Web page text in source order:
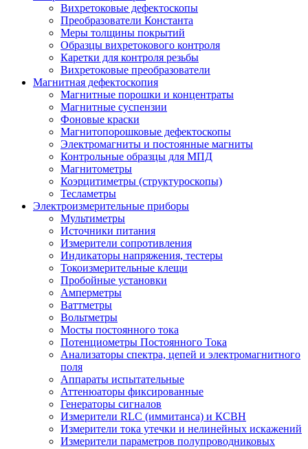
Вихретоковые дефектоскопы
Преобразователи Константа
Меры толщины покрытий
Образцы вихретокового контроля
Каретки для контроля резьбы
Вихретоковые преобразователи
Магнитная дефектоскопия
Магнитные порошки и концентраты
Магнитные суспензии
Фоновые краски
Магнитопорошковые дефектоскопы
Электромагниты и постоянные магниты
Контрольные образцы для МПД
Магнитометры
Коэрцитиметры (структуроскопы)
Тесламетры
Электроизмерительные приборы
Мультиметры
Источники питания
Измерители сопротивления
Индикаторы напряжения, тестеры
Токоизмерительные клещи
Пробойные установки
Амперметры
Ваттметры
Вольтметры
Мосты постоянного тока
Потенциометры Постоянного Тока
Анализаторы спектра, цепей и электромагнитного
поля
Аппараты испытательные
Аттенюаторы фиксированные
Генераторы сигналов
Измерители RLC (иммитанса) и КСВН
Измерители тока утечки и нелинейных искажений
Измерители параметров полупроводниковых